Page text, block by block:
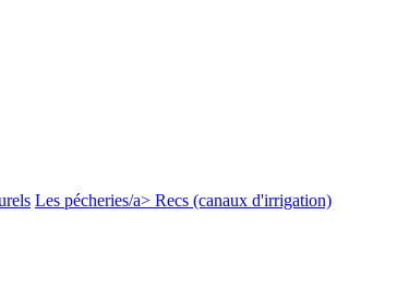
Les pécheries/a> Recs (canaux d'irrigation)